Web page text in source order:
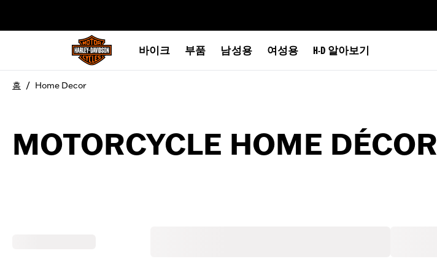
바이크 부품 남성용 여성용 H-D 알아보기
홈 / Home Decor
MOTORCYCLE HOME DÉCOR